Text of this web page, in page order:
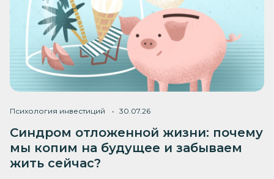
Психология инвестиций 30.07.26
Синдром отложенной жизни: почему
мы копим на будущее и забываем
жить сейчас?